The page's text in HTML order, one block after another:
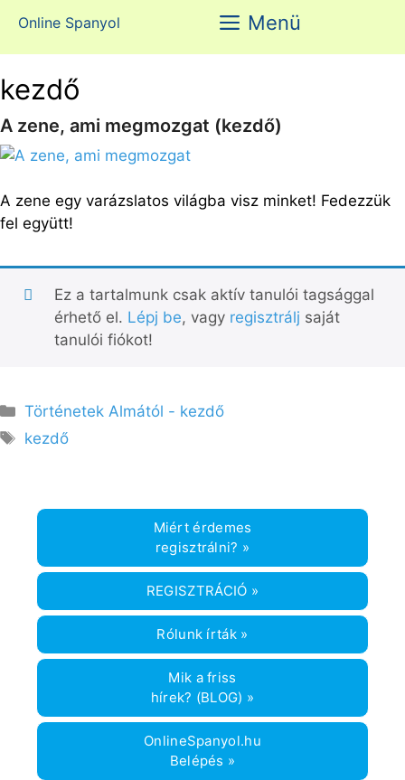
tartalomba
Online Spanyol Menü
kezdő
A zene, ami megmozgat (kezdő)
A zene egy varázslatos világba visz minket! Fedezzük
fel együtt!
Ez a tartalmunk csak aktív tanulói tagsággal
érhető el. Lépj be, vagy regisztrálj saját
tanulói fiókot!
Kategória
Történetek Almától - kezdő
Címkék
kezdő
Miért érdemes
regisztrálni? »
REGISZTRÁCIÓ »
Rólunk írták »
Mik a friss
hírek? (BLOG) »
OnlineSpanyol.hu
Belépés »